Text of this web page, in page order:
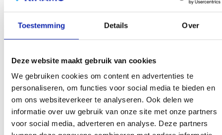
Toestemming Details Over
Deze website maakt gebruik van cookies
We gebruiken cookies om content en advertenties te
personaliseren, om functies voor social media te bieden en
om ons websiteverkeer te analyseren. Ook delen we
informatie over uw gebruik van onze site met onze partners
voor social media, adverteren en analyse. Deze partners